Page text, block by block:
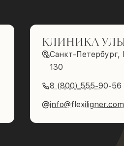
КЛИНИКА
Санкт-Петербург,
130
8 (800) 555-90-56
info@flexiligner.com